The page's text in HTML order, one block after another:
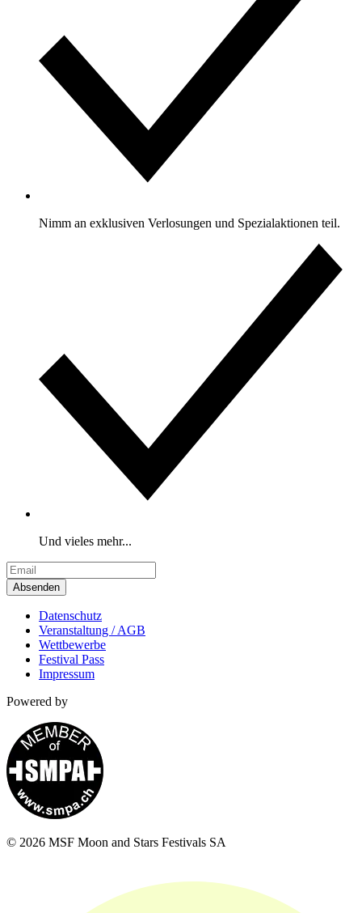
Nimm an exklusiven Verlosungen und Spezialaktionen teil.
Und vieles mehr...
Absenden
Datenschutz
Veranstaltung / AGB
Wettbewerbe
Festival Pass
Impressum
Powered by
© 2026 MSF Moon and Stars Festivals SA